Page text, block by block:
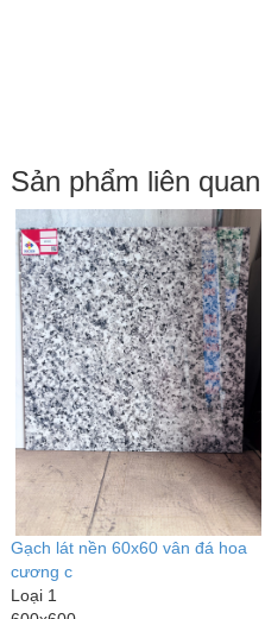
Sản phẩm liên quan
Gạch lát nền 60x60 vân đá hoa
cương c
Loại 1